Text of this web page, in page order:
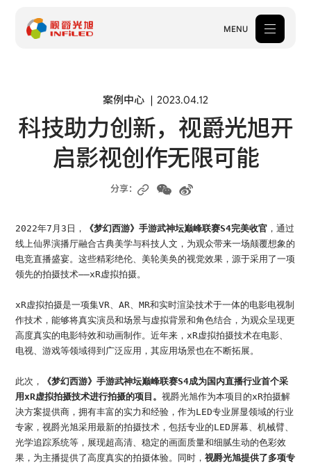
MENU
解决方案
案例中心
新闻中心
体验中心
加入我们
联系我们
语言版本
CN EN ES
案例中心 2023.04.12
科技助力创新，视爵光旭开
启影视创作无限可能
分享：
2022年7月3日， 《梦幻西游》手游武神坛巅峰联赛S4完美收官 ，通过
线上仙界演播厅融合古典美学与科技人文，为观众带来一场颠覆想象的
电竞直播盛宴。这些精彩绝伦、美轮美奂的视觉效果，源于采用了一项
领先的拍摄技术——xR虚拟拍摄。
xR虚拟拍摄是一项集VR、AR、MR和实时渲染技术于一体的电影电视制
作技术，能够将真实演员和场景与虚拟背景和角色结合，为观众呈现更
高度真实的电影特效和动画制作。近年来，xR虚拟拍摄技术在电影、
电视、游戏等领域得到广泛应用，其应用场景也在不断拓展。
此次，
《梦幻西游》手游武神坛巅峰联赛S4成为国内直播行业首个采
用xR虚拟拍摄技术进行拍摄的项目。视爵光旭作为本项目的xR拍摄解
决方案提供商，拥有丰富的实力和经验，作为LED专业屏显领域的行业
专家，视爵光旭采用最新的拍摄技术，包括专业的LED屏幕、机械臂、
光学追踪系统等，展现超高清、稳定的画面质量和细腻生动的色彩效
果，为主播提供了高度真实的拍摄体验。同时，视爵光旭提供了多项专